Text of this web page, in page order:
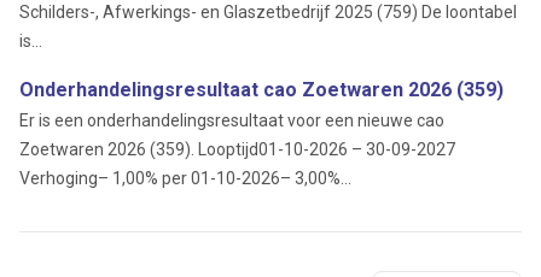
Schilders-, Afwerkings- en Glaszetbedrijf 2025 (759) De loontabel
is...
Onderhandelingsresultaat cao Zoetwaren 2026 (359)
Er is een onderhandelingsresultaat voor een nieuwe cao
Zoetwaren 2026 (359). Looptijd01-10-2026 – 30-09-2027
Verhoging– 1,00% per 01-10-2026– 3,00%...